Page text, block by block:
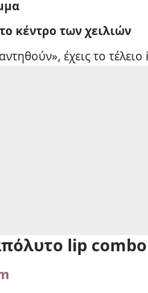
κέντρο των χειλιών
έχεις το
lip combo